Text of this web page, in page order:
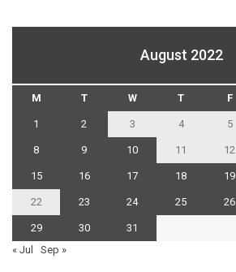
August 2022
M T W T F
1 2 3 4 5
8 9 10 11 12
15 16 17 18 19
22 23 24 25 26
29 30
31
« Jul
Sep »